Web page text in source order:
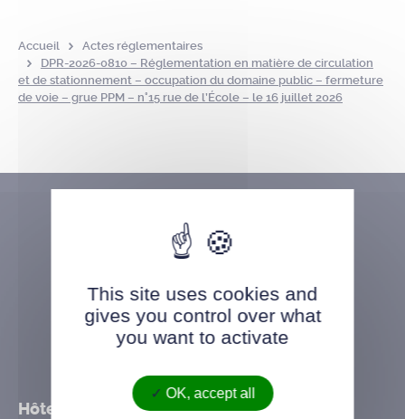
Accueil
Actes réglementaires
DPR-2026-0810 – Réglementation en matière de circulation
et de stationnement – occupation du domaine public – fermeture
de voie – grue PPM – n°15 rue de l’École – le 16 juillet 2026
Hôtel de ville
This site uses cookies and
gives you control over what
you want to activate
OK, accept all